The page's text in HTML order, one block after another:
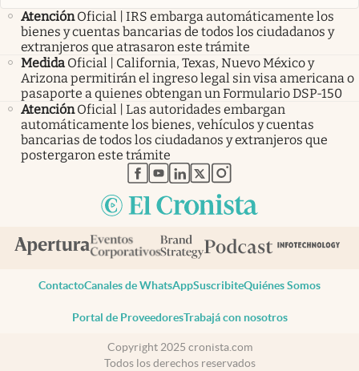
Atención Oficial | IRS embarga automáticamente los
bienes y cuentas bancarias de todos los ciudadanos y
extranjeros que atrasaron este trámite
Medida Oficial | California, Texas, Nuevo México y
Arizona permitirán el ingreso legal sin visa americana o
pasaporte a quienes obtengan un Formulario DSP-150
Atención Oficial | Las autoridades embargan
automáticamente los bienes, vehículos y cuentas
bancarias de todos los ciudadanos y extranjeros que
postergaron este trámite
abre en nueva pestaña
abre en nueva pestaña
abre en nueva pestaña
abre en nueva pestaña
abre en nueva pestaña
ContactoCanales de WhatsAppSuscribiteQuiénes Somos
Portal de ProveedoresTrabajá con nosotros
Copyright 2025 cronista.com
Todos los derechos reservados